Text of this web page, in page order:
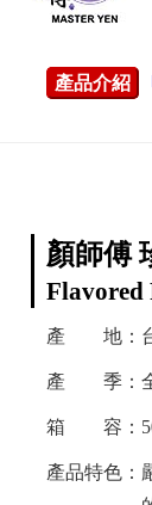
產品介紹
顏師傅
Flavored
產 地：
產 季：
箱 容：
產品特色：